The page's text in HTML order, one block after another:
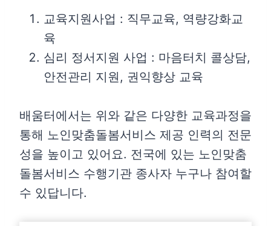
교육지원사업 : 직무교육, 역량강화교
육
심리 정서지원 사업 : 마음터치 콜상담,
안전관리 지원, 권익향상 교육
배움터에서는 위와 같은 다양한 교육과정을
통해 노인맞춤돌봄서비스 제공 인력의 전문
성을 높이고 있어요. 전국에 있는 노인맞춤
돌봄서비스 수행기관 종사자 누구나 참여할
수 있답니다.